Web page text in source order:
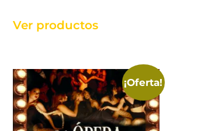
Ver productos
¡Oferta!